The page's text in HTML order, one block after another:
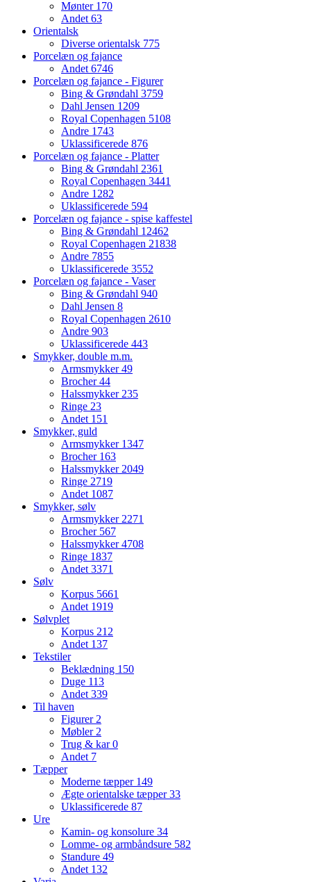
Mønter 170
Andet 63
Orientalsk
Diverse orientalsk 775
Porcelæn og fajance
Andet 6746
Porcelæn og fajance - Figurer
Bing & Grøndahl 3759
Dahl Jensen 1209
Royal Copenhagen 5108
Andre 1743
Uklassificerede 876
Porcelæn og fajance - Platter
Bing & Grøndahl 2361
Royal Copenhagen 3441
Andre 1282
Uklassificerede 594
Porcelæn og fajance - spise kaffestel
Bing & Grøndahl 12462
Royal Copenhagen 21838
Andre 7855
Uklassificerede 3552
Porcelæn og fajance - Vaser
Bing & Grøndahl 940
Dahl Jensen 8
Royal Copenhagen 2610
Andre 903
Uklassificerede 443
Smykker, double m.m.
Armsmykker49
Brocher44
Halssmykker 235
Ringe 23
Andet 151
Smykker, guld
Armsmykker 1347
Brocher 163
Halssmykker 2049
Ringe 2719
Andet 1087
Smykker, sølv
Armsmykker 2271
Brocher 567
Halssmykker4708
Ringe 1837
Andet 3371
Sølv
Korpus 5661
Andet 1919
Sølvplet
Korpus 212
Andet 137
Tekstiler
Beklædning 150
Duge 113
Andet 339
Til haven
Figurer 2
Møbler 2
Trug & kar0
Andet 7
Tæpper
Moderne tæpper 149
Ægte orientalske tæpper33
Uklassificerede 87
Ure
Kamin- og konsolure 34
Lomme- og armbåndsure 582
Standure 49
Andet 132